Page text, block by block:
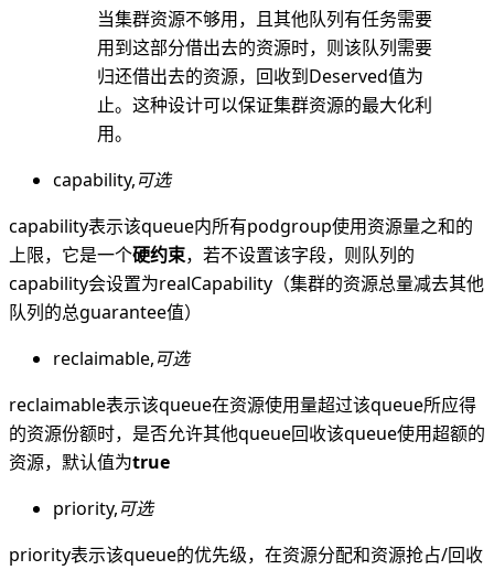
当集群资源不够用，且其他队列有任务需要
用到这部分借出去的资源时，则该队列需要
归还借出去的资源，回收到Deserved值为
止。这种设计可以保证集群资源的最大化利
用。
capability,可选
capability表示该queue内所有podgroup使用资源量之和的
上限，它是一个硬约束，若不设置该字段，则队列的
capability会设置为realCapability（集群的资源总量减去其他
队列的总guarantee值）
reclaimable,可选
reclaimable表示该queue在资源使用量超过该queue所应得
的资源份额时，是否允许其他queue回收该queue使用超额的
资源，默认值为true
priority,可选
priority表示该queue的优先级，在资源分配和资源抢占/回收